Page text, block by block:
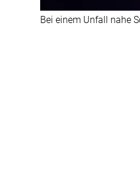
Bei einem Unfall nahe